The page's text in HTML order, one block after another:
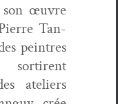
son œuvre
Tan­
pein­tres
sor­tirent
ate­liers